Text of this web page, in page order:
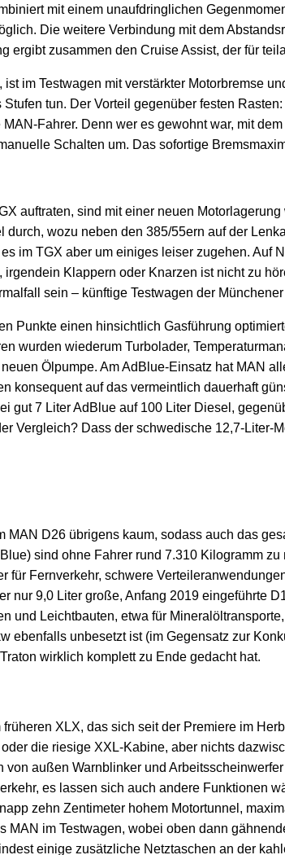
mit einem unaufdringlichen
Die weitere Verbindung mit dem
zusammen den Cruise Assist, der für
im Testwagen mit verstärkter Motorbremse
tun. Der Vorteil gegenüber festen
Fahrer. Denn wer es gewohnt war, mit
Schalten um. Das sofortige
auftraten, sind mit einer neuen
wozu neben den 385/55ern auf der
im TGX aber um einiges leiser zugehen. Auf
Klappern oder Knarzen ist nicht zu
sein – künftige Testwagen der
Punkte einen hinsichtlich Gasführung
wurden wiederum Turbolader,
Ölpumpe. Am AdBlue-Einsatz hat MAN
konsequent auf das vermeintlich dauerhaft
gut 7 Liter AdBlue auf 100 Liter Diesel,
Vergleich? Dass der schwedische 12,7-Liter-
D26 übrigens kaum, sodass auch das
sind ohne Fahrer rund 7.310 Kilogramm
für Fernverkehr, schwere
nur 9,0 Liter große, Anfang 2019 eingeführte
und Leichtbauten, etwa für
ebenfalls unbesetzt ist (im Gegensatz zur
wirklich komplett zu Ende gedacht hat.
XLX, das sich seit der Premiere im
die riesige XXL-Kabine, aber nichts
außen Warnblinker und
es lassen sich auch andere Funktionen
zehn Zentimeter hohem Motortunnel,
MAN im Testwagen, wobei oben dann
einige zusätzliche Netztaschen an der